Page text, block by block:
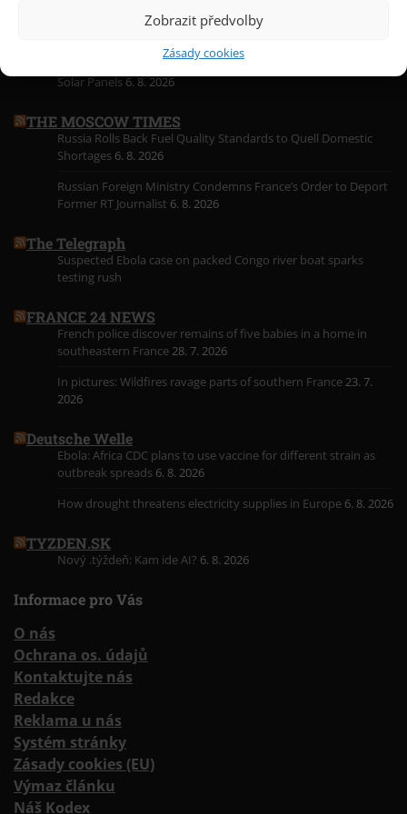
Zobrazit předvolby
Zásady cookies
NEW YORK TIMES
Senate Panel Votes to Hold Fauci in Contempt
Trump Issues Tariffs on Key Ingredient for Electronics and
Solar Panels6. 8. 2026
THE MOSCOW TIMES
Russia Rolls Back Fuel Quality Standards to Quell Domestic
Shortages 6. 8. 2026
Russian Foreign Ministry Condemns France’s Order to Deport
Former RT Journalist 6. 8. 2026
The Telegraph
Suspected Ebola case on packed Congo river boat sparks
testing rush
FRANCE 24 NEWS
French police discover remains of five babies in a home in
southeastern France28. 7. 2026
In pictures: Wildfires ravage parts of southern France23. 7.
2026
Deutsche Welle
Ebola: Africa CDC plans to use vaccine for different strain as
outbreak spreads 6. 8. 2026
How drought threatens electricity supplies in Europe 6. 8. 2026
TYZDEN.SK
Nový .týždeň: Kam ide AI? 6. 8. 2026
Informace pro Vás
O nás
Ochrana os. údajů
Kontaktujte nás
Redakce
Reklama u nás
Systém stránky
Zásady cookies (EU)
Výmaz článku
Náš Kodex